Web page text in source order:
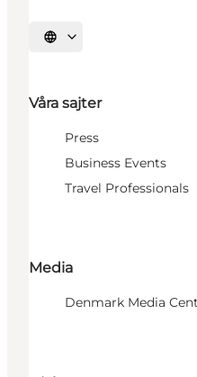
Välj språk
Våra sajter
Press
Business Events
Travel Professionals
Media
Denmark Media